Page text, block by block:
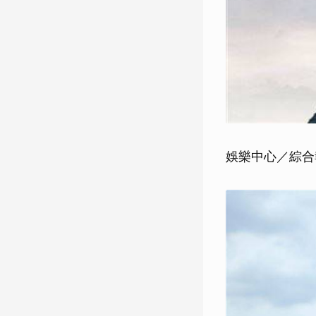
娛樂中心／綜